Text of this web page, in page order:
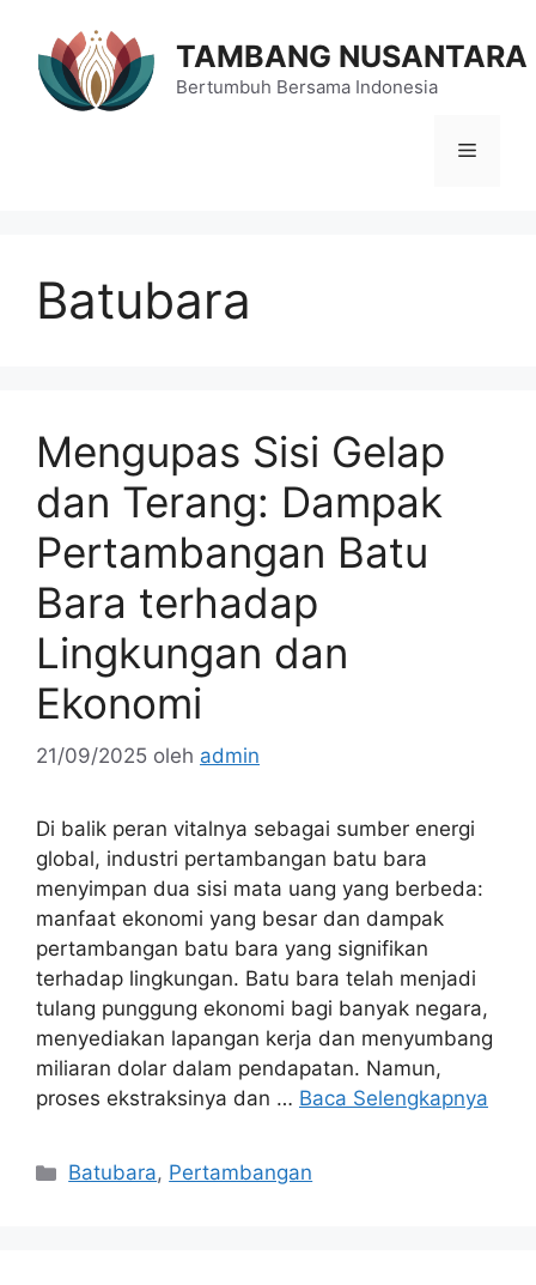
TAMBANG NUSANTARA
Bertumbuh Bersama Indonesia
Menu
Batubara
Mengupas Sisi Gelap
dan Terang: Dampak
Pertambangan Batu
Bara terhadap
Lingkungan dan
Ekonomi
21/09/2025 oleh admin
Di balik peran vitalnya sebagai sumber energi
global, industri pertambangan batu bara
menyimpan dua sisi mata uang yang berbeda:
manfaat ekonomi yang besar dan dampak
pertambangan batu bara yang signifikan
terhadap lingkungan. Batu bara telah menjadi
tulang punggung ekonomi bagi banyak negara,
menyediakan lapangan kerja dan menyumbang
miliaran dolar dalam pendapatan. Namun,
proses ekstraksinya dan … Baca Selengkapnya
Kategori
Batubara, Pertambangan